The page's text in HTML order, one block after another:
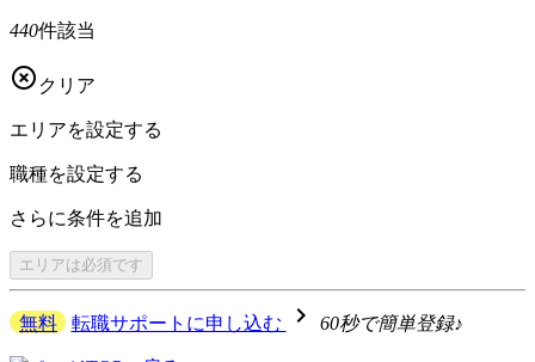
440件該当
 クリア
エリアを設定する
職種を設定する
さらに条件を追加
エリアは必須です
無料 転職サポートに申し込む navigate_next 60秒で簡単登録♪